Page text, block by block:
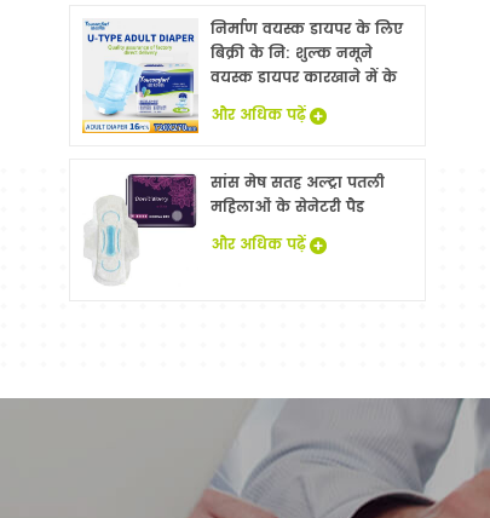
निर्माण वयस्क डायपर के लिए
बिक्री के नि: शुल्क नमूने
वयस्क डायपर कारखाने में के
साथ China
और अधिक पढ़ें
सांस मेष सतह अल्ट्रा पतली
महिलाओं के सेनेटरी पैड
और अधिक पढ़ें